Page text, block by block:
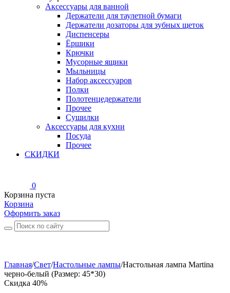
Аксессуары для ванной
Держатели для таулетной бумаги
Держатели дозаторы для зубных щеток
Диспенсеры
Ёршики
Крючки
Мусорные ящики
Мыльницы
Набор аксессуаров
Полки
Полотенцедержатели
Прочее
Сушилки
Аксессуары для кухни
Посуда
Прочее
СКИДКИ
0
Корзина пуста
Корзина
Оформить заказ
Главная/Свет/Настольные лампы/Настольная лампа Martina
черно-белый (Размер: 45*30)
Скидка 40%